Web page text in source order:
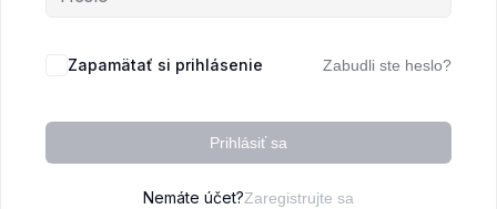
Zapamätať si prihlásenie Zabudli ste heslo?
Prihlásiť sa
Nemáte účet?Zaregistrujte sa